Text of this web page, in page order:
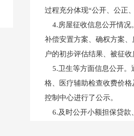
过程充分体现“公开、公正
4.房屋征收信息公开情况
补偿安置方案、确权方案
户的初步评估结果、被征
5.卫生等方面信息公开。
格、医疗辅助检查收费价
控制中心进行了公示。
6.及时公开小额担保贷款